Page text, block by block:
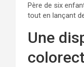
Père de six
tout en lançant
Une